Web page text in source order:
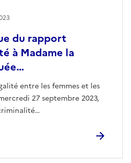
du rapport
à Madame la
entre les femmes et les
27 septembre 2023,